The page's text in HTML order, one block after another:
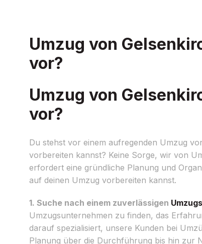
Umzug von
vor?
Umzug von
vor?
Du stehst vor einem aufregenden Umzug
vorbereiten kannst? Keine Sorge, wir von
erfordert eine gründliche Planung und
auf deinen Umzug vorbereiten kannst.
1. Suche nach einem zuverlässigen
Umzugsunternehmen zu finden, das
darauf spezialisiert, unsere Kunden bei
Planung über die Durchführung bis hin zur